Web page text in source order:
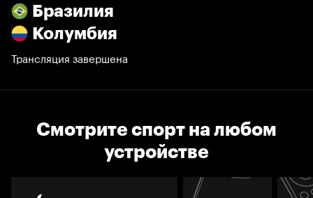
Бразилия
Колумбия
Трансляция завершена
Смотрите спорт на любом
устройстве